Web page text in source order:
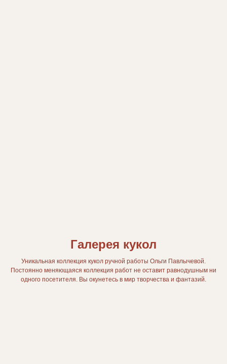
Галерея кукол
Уникальная коллекция кукол ручной работы Ольги Павлычевой.
Постоянно меняющаяся коллекция работ не оставит равнодушным ни
одного посетителя. Вы окунетесь в мир творчества и фантазий.